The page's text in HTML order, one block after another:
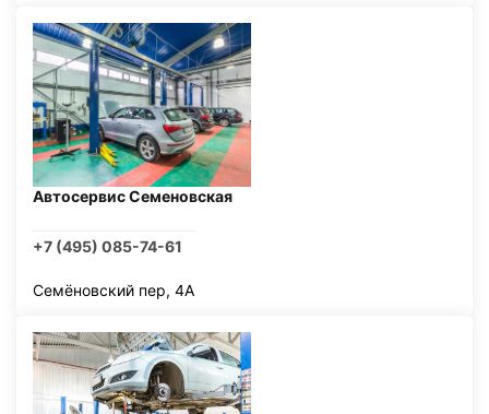
Автосервис Семеновская
+7 (495) 085-74-61
Семёновский пер, 4А